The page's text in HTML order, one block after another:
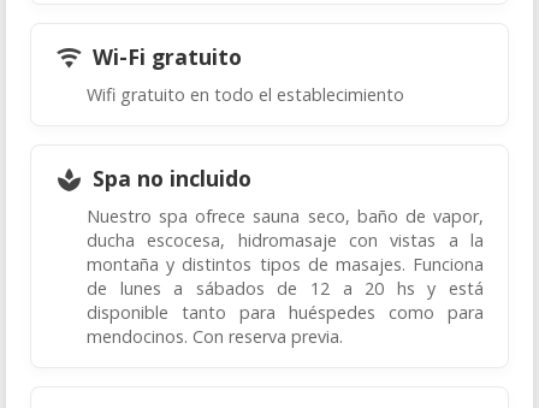
Wi-Fi gratuito
Wifi gratuito en todo el establecimiento
Spa no incluido
Nuestro spa ofrece sauna seco, baño de vapor,
ducha escocesa, hidromasaje con vistas a la
montaña y distintos tipos de masajes. Funciona
de lunes a sábados de 12 a 20 hs y está
disponible tanto para huéspedes como para
mendocinos. Con reserva previa.